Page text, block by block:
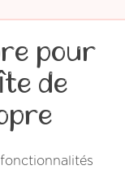
pour
de